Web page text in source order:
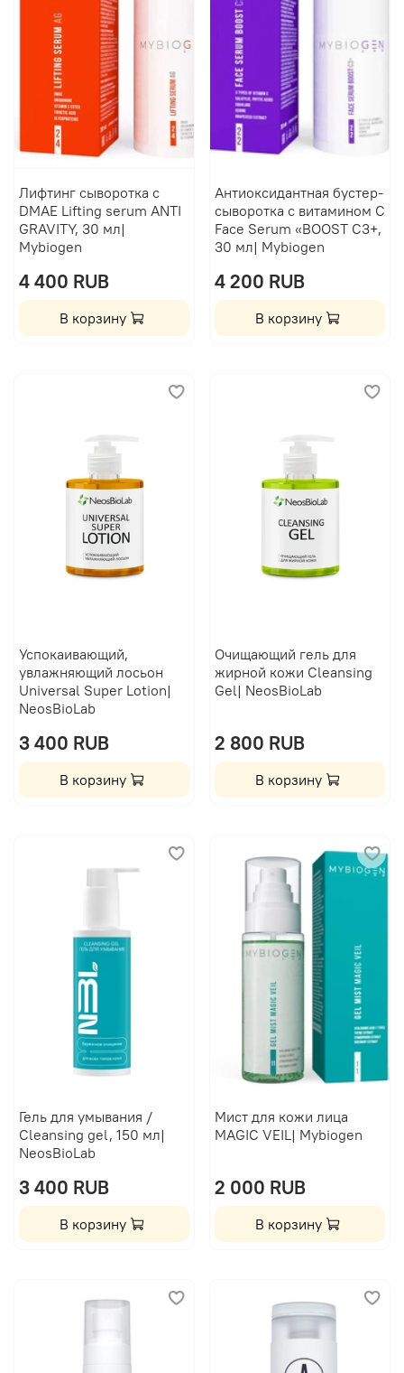
Лифтинг сыворотка с
DMAE Lifting serum ANTI
GRAVITY, 30 мл|
Mybiogen
4 400 RUB
В корзину
Антиоксидантная бустер-
сыворотка с витамином C
Face Serum «BOOST C3+,
30 мл| Mybiogen
4 200 RUB
В корзину
Успокаивающий,
увлажняющий лосьон
Universal Super Lotion|
NeosBioLab
3 400 RUB
В корзину
Очищающий гель для
жирной кожи Сleansing
Gel| NeosBioLab
2 800 RUB
В корзину
Гель для умывания /
Cleansing gel, 150 мл|
NeosBioLab
3 400 RUB
В корзину
Мист для кожи лица
MAGIC VEIL| Mybiogen
2 000 RUB
В корзину